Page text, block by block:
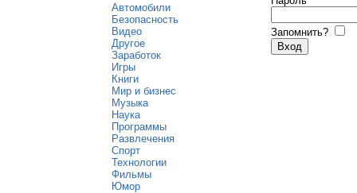
Автомобили
Безопасность
Видео
Другое
Заработок
Игры
Книги
Мир и бизнес
Музыка
Наука
Программы
Развлечения
Спорт
Технологии
Фильмы
Юмор
Запомнить?